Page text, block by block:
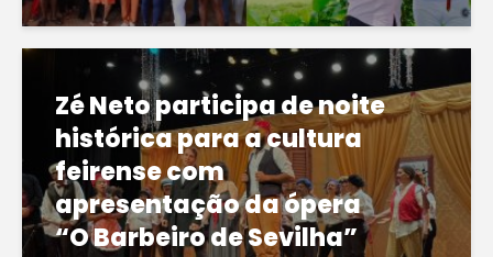
Zé Neto participa de noite
histórica para a cultura
feirense com
apresentação da ópera
“O Barbeiro de Sevilha”